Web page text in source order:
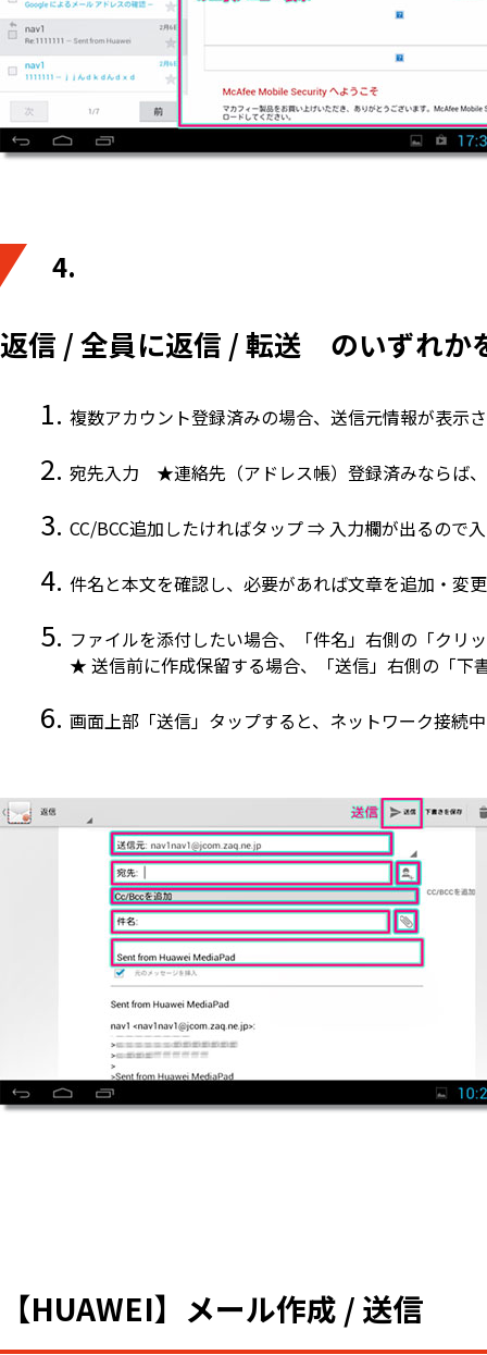
4.
返信 / 全員に返信 / 転送 のいずれか
複数アカウント登録済みの場合、送信元情報が表示
宛先入力 ★連絡先（アドレス帳）登録済みならば
CC/BCC追加したければタップ ⇒ 入力欄が出るので
件名と本文を確認し、必要があれば文章を追加・変更
ファイルを添付したい場合、「件名」右側の「クリ
★ 送信前に作成保留する場合、「送信」右側の「下
画面上部「送信」タップすると、ネットワーク接続
【HUAWEI】メール作成 / 送信